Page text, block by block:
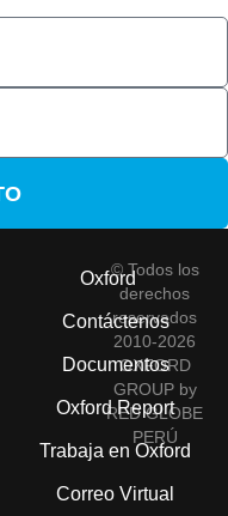
Oxford
Contáctenos
Documentos
Oxford Report
Trabaja en Oxford
Correo Virtual
© Todos los
derechos
reservados
2010-2026
OXFORD
GROUP by
RED GLOBE
PERÚ